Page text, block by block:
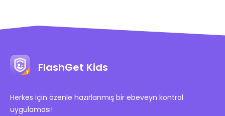
FlashGet Kids
Herkes için özenle hazırlanmış bir ebeveyn kontrol
uygulaması!